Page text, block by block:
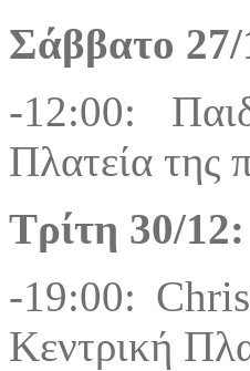
Σάββατο 27/
-12:00:
Πλατεία της
Τρίτη 30/12:
-19:00:
Κεντρική